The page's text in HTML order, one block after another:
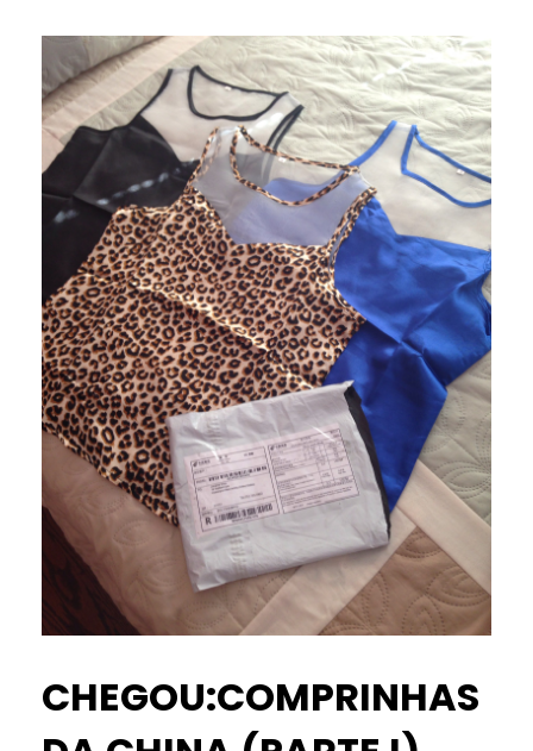
CHEGOU:COMPRINHAS